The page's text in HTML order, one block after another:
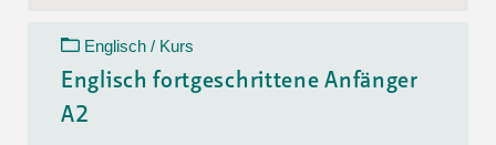
Englisch / Kurs
Englisch fortgeschrittene Anfänger
A2